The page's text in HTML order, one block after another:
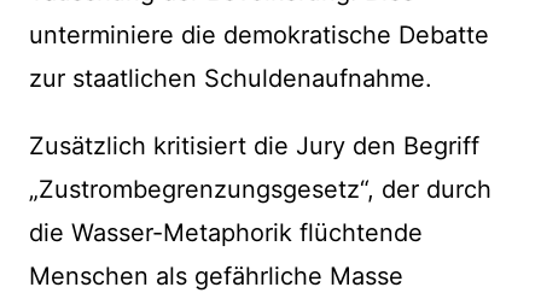
unterminiere die demokratische Debatte
zur staatlichen Schuldenaufnahme.
Zusätzlich kritisiert die Jury den Begriff
„Zustrombegrenzungsgesetz“, der durch
die Wasser-Metaphorik flüchtende
Menschen als gefährliche Masse